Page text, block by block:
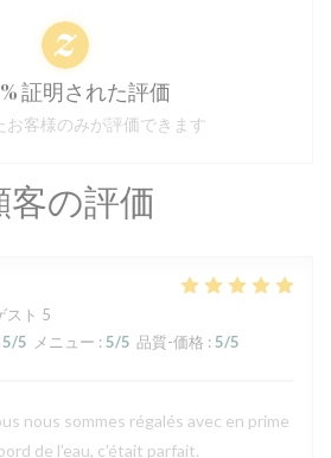
客の評価
スト 5
5/5 メニュー : 5/5 品質-価格 : 5/5
nous sommes régalés avec en prime
de l'eau, c'était parfait.
証明された評価
お客様のみが評価できます